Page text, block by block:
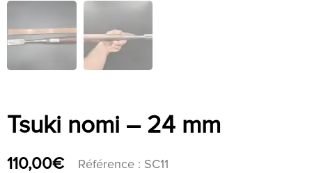
Tsuki nomi – 24 mm
110,00€ Référence : SC11